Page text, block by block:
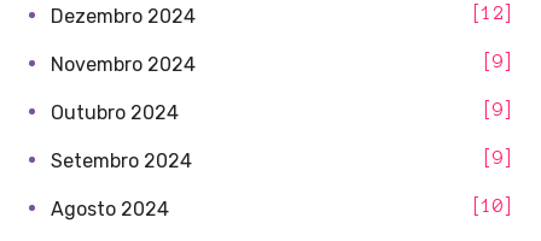
Dezembro 2024 12
Novembro 2024 9
Outubro 2024 9
Setembro 2024 9
Agosto 2024 10